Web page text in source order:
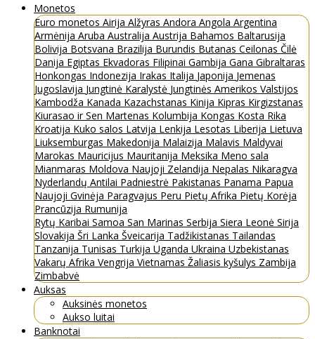
Monetos
Euro monetos Airija Alžyras Andora Angola Argentina
Armėnija Aruba Australija Austrija Bahamos Baltarusija
Bolivija Botsvana Brazilija Burundis Butanas Ceilonas Čilė
Danija Egiptas Ekvadoras Filipinai Gambija Gana Gibraltaras
Honkongas Indonezija Irakas Italija Japonija Jemenas
Jugoslavija Jungtinė Karalystė Jungtinės Amerikos Valstijos
Kambodža Kanada Kazachstanas Kinija Kipras Kirgizstanas
Kiurasao ir Sen Martenas Kolumbija Kongas Kosta Rika
Kroatija Kuko salos Latvija Lenkija Lesotas Liberija Lietuva
Liuksemburgas Makedonija Malaizija Malavis Maldyvai
Marokas Mauricijus Mauritanija Meksika Meno sala
Mianmaras Moldova Naujoji Zelandija Nepalas Nikaragva
Nyderlandų Antilai Padniestrė Pakistanas Panama Papua
Naujoji Gvinėja Paragvajus Peru Pietų Afrika Pietų Korėja
Prancūzija Rumunija
Rytų Karibai Samoa San Marinas Serbija Siera Leonė Sirija
Slovakija Šri Lanka Šveicarija Tadžikistanas Tailandas
Tanzanija Tunisas Turkija Uganda Ukraina Uzbekistanas
Vakarų Afrika Vengrija Vietnamas Žaliasis kyšulys Zambija
Zimbabvė
Auksas
Auksinės monetos
Aukso luitai
Banknotai